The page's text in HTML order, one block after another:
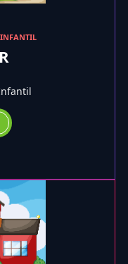
INFANTIL